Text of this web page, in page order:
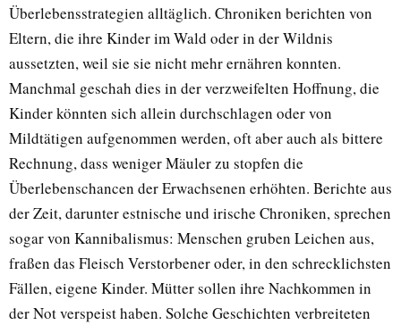
Überlebensstrategien alltäglich. Chroniken berichten von
Eltern, die ihre Kinder im Wald oder in der Wildnis
aussetzten, weil sie sie nicht mehr ernähren konnten.
Manchmal geschah dies in der verzweifelten Hoffnung, die
Kinder könnten sich allein durchschlagen oder von
Mildtätigen aufgenommen werden, oft aber auch als bittere
Rechnung, dass weniger Mäuler zu stopfen die
Überlebenschancen der Erwachsenen erhöhten. Berichte aus
der Zeit, darunter estnische und irische Chroniken, sprechen
sogar von Kannibalismus: Menschen gruben Leichen aus,
fraßen das Fleisch Verstorbener oder, in den schrecklichsten
Fällen, eigene Kinder. Mütter sollen ihre Nachkommen in
der Not verspeist haben. Solche Geschichten verbreiteten